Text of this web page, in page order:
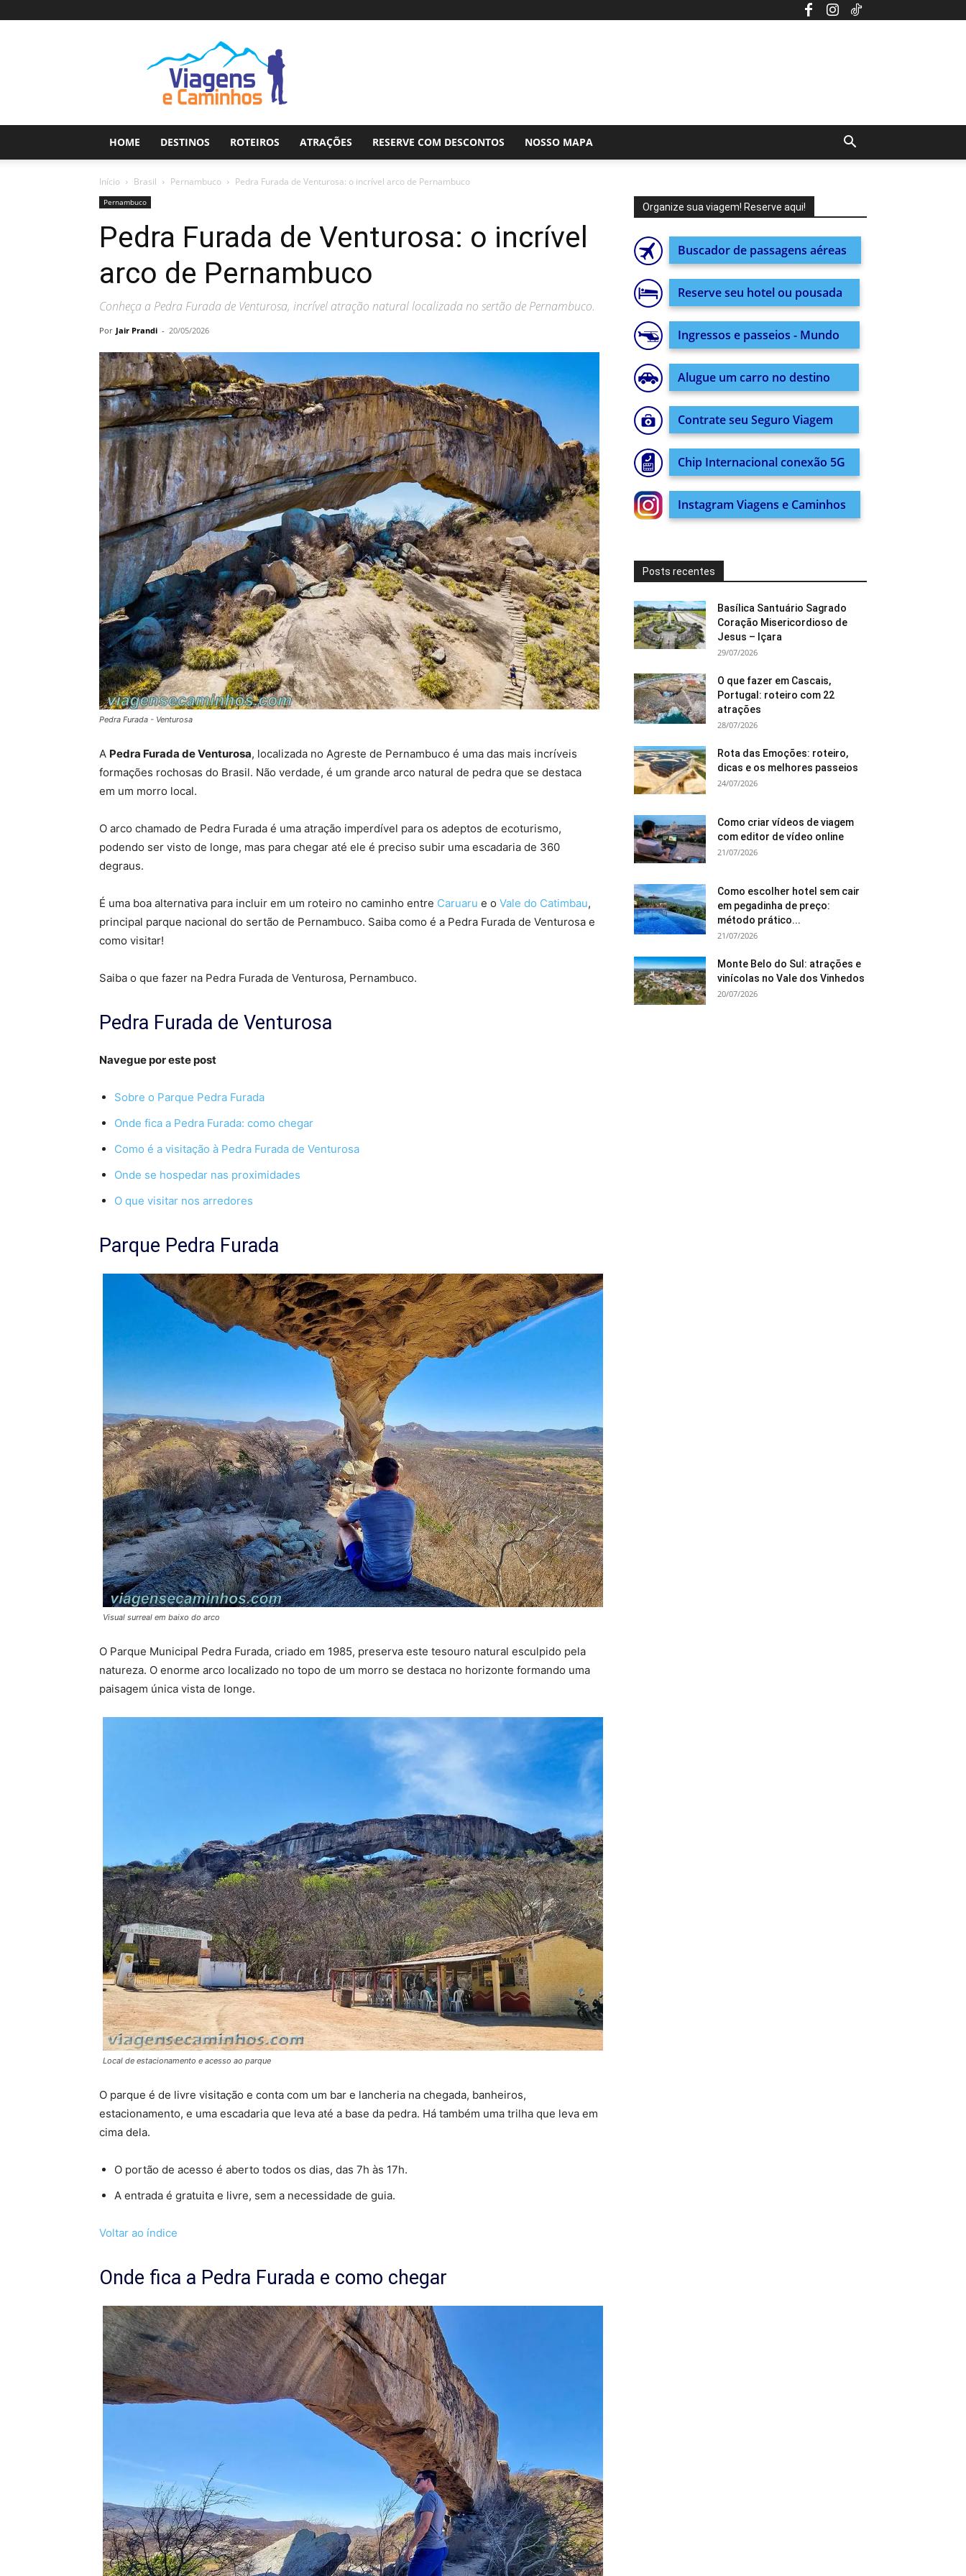
Viagens
e
Caminhos
HOME DESTINOS ROTEIROS ATRAÇÕES RESERVE COM DESCONTOS NOSSO MAPA
Início Brasil Pernambuco Pedra Furada de Venturosa: o incrível arco de Pernambuco
Pernambuco
Pedra Furada de Venturosa: o incrível
arco de Pernambuco
Conheça a Pedra Furada de Venturosa, incrível atração natural localizada no sertão de Pernambuco.
Por Jair Prandi - 20/05/2026
Pedra Furada - Venturosa
A Pedra Furada de Venturosa, localizada no Agreste de Pernambuco é uma das mais incríveis
formações rochosas do Brasil. Não verdade, é um grande arco natural de pedra que se destaca
em um morro local.
O arco chamado de Pedra Furada é uma atração imperdível para os adeptos de ecoturismo,
podendo ser visto de longe, mas para chegar até ele é preciso subir uma escadaria de 360
degraus.
É uma boa alternativa para incluir em um roteiro no caminho entre Caruaru e o Vale do Catimbau,
principal parque nacional do sertão de Pernambuco. Saiba como é a Pedra Furada de Venturosa e
como visitar!
Saiba o que fazer na Pedra Furada de Venturosa, Pernambuco.
Pedra Furada de Venturosa
Navegue por este post
Sobre o Parque Pedra Furada
Onde fica a Pedra Furada: como chegar
Como é a visitação à Pedra Furada de Venturosa
Onde se hospedar nas proximidades
O que visitar nos arredores
Parque Pedra Furada
Visual surreal em baixo do arco
O Parque Municipal Pedra Furada, criado em 1985, preserva este tesouro natural esculpido pela
natureza. O enorme arco localizado no topo de um morro se destaca no horizonte formando uma
paisagem única vista de longe.
Local de estacionamento e acesso ao parque
O parque é de livre visitação e conta com um bar e lancheria na chegada, banheiros,
estacionamento, e uma escadaria que leva até a base da pedra. Há também uma trilha que leva em
cima dela.
O portão de acesso é aberto todos os dias, das 7h às 17h.
A entrada é gratuita e livre, sem a necessidade de guia.
Voltar ao índice
Onde fica a Pedra Furada e como chegar
Organize sua viagem! Reserve aqui!
Buscador de passagens aéreas
Reserve seu hotel ou pousada
Ingressos e passeios - Mundo
Alugue um carro no destino
Contrate seu Seguro Viagem
Chip Internacional conexão 5G
Instagram Viagens e Caminhos
Posts recentes
Basílica Santuário Sagrado
Coração Misericordioso de
Jesus – Içara
29/07/2026
O que fazer em Cascais,
Portugal: roteiro com 22
atrações
28/07/2026
Rota das Emoções: roteiro,
dicas e os melhores passeios
24/07/2026
Como criar vídeos de viagem
com editor de vídeo online
21/07/2026
Como escolher hotel sem cair
em pegadinha de preço:
método prático...
21/07/2026
Monte Belo do Sul: atrações e
vinícolas no Vale dos Vinhedos
20/07/2026